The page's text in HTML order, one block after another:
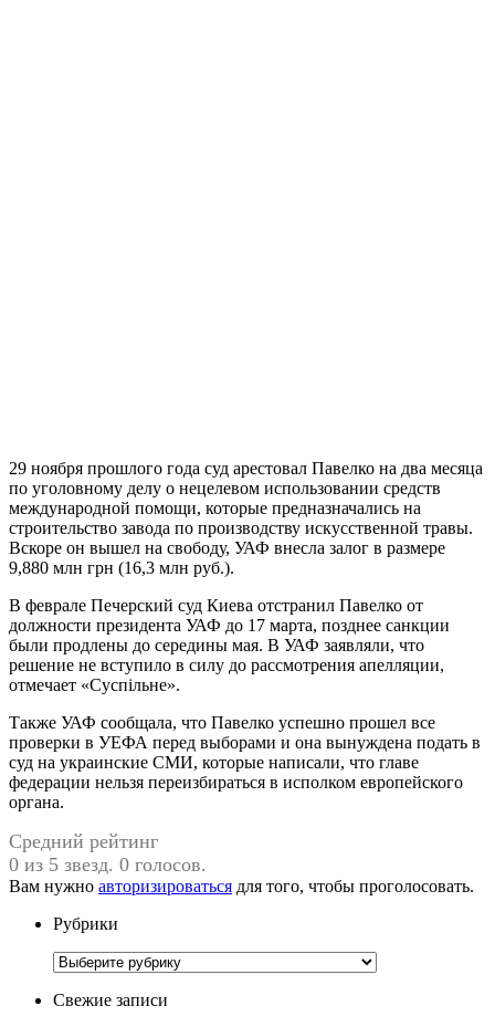
29 ноября прошлого года суд арестовал Павелко на два месяца
по уголовному делу о нецелевом использовании средств
международной помощи, которые предназначались на
строительство завода по производству искусственной травы.
Вскоре он вышел на свободу, УАФ внесла залог в размере
9,880 млн грн (16,3 млн руб.).
В феврале Печерский суд Киева отстранил Павелко от
должности президента УАФ до 17 марта, позднее санкции
были продлены до середины мая. В УАФ заявляли, что
решение не вступило в силу до рассмотрения апелляции,
отмечает «Суспільне».
Также УАФ сообщала, что Павелко успешно прошел все
проверки в УЕФА перед выборами и она вынуждена подать в
суд на украинские СМИ, которые написали, что главе
федерации нельзя переизбираться в исполком европейского
органа.
Средний рейтинг
0 из 5 звезд. 0 голосов.
Вам нужно авторизироваться для того, чтобы проголосовать.
Рубрики
Рубрики
Свежие записи